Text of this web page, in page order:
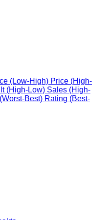
(Low-High) Price (High-
(High-Low) Sales (High-
Best) Rating (Best-